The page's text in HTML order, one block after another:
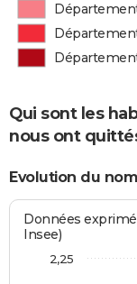
Qui sont les
nous ont
Evolution du
Données
Insee)
2,25